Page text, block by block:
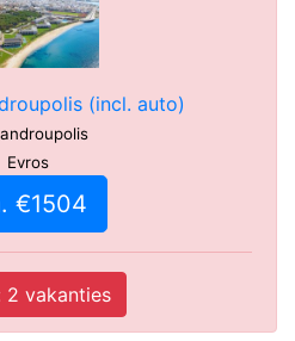
Evros
€1504
2 vakanties